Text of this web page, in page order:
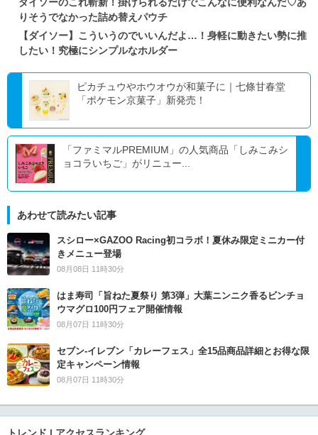
りそうでなかった詰め替えパウチ
【ダイソー】こういうのでいいんだよ…！身軽に動きたい勢に推
したい！究極にシンプルなホルダー
ピカチュウやホウオウが和菓子に｜七條甘春堂
「ポケモン京菓子」新発売！
「ファミマルPREMIUM」の人気商品「しみこみシ
ョコラいちご」がリニュー...
あわせて読みたい記事
スシロー×GAZOO Racing初コラボ！夏休み限定ミニカー付
きメニュー登場
08月08日 11時30分
はま寿司「旨ねた夏祭り 第3弾」大葉ニンニク香るビンチョ
ウマグロ100円フェア開催情報
08月07日 11時30分
セブン‐イレブン「カレーフェス」全15品商品詳細とお得な限
定キャンペーン情報
08月07日 11時30分
トレンド | アクセスランキング